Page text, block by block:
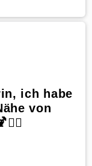
ich habe
von